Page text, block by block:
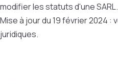
modifier les statuts d'une SARL.
Mise à jour du 19 février 2024
juridiques.